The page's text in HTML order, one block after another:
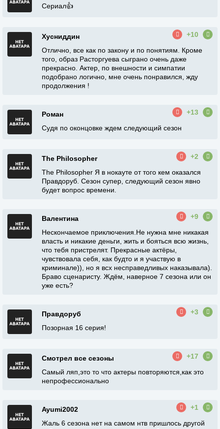
Сериал👍
Хусниддин
+10
Отлично, все как по закону и по понятиям. Кроме
того, образ Расторгуева сыграно очень даже
прекрасно. Актер, по внешности и симпатии
подобрано логично, мне очень понравился, жду
продолжения !
Роман
+13
Судя по оконцовке ждем следующий сезон
The Philosopher
+2
The Philosopher Я в нокауте от того кем оказался
Правдоруб. Сезон супер, следующий сезон явно
будет вопрос времени.
Валентина
+9
Нескончаемое приключения.Не нужна мне никакая
власть и никакие деньги, жить и бояться всю жизнь,
что тебя пристрелят. Прекрасные актёры,
чувствовала себя, как будто и я участвую в
криминале)), но я всх несправедливых наказывала).
Браво сценаристу. Ждём, наверное 7 сезона или он
уже есть?
Правдоруб
+3
Позорная 16 серия!
Смотрел все сезоны
+17
Самый ляп,это то что актеры повторяются,как это
непрофессионально
Ayumi2002
+1
Жаль 6 сезона нет на самом нтв пришлось другой